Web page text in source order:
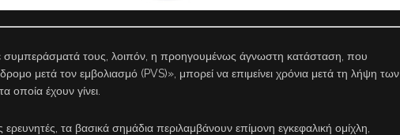
συμπεράσματά τους, λοιπόν, η προηγουμένως άγνωστη κατάσταση, που
μετά τον εμβολιασμό (PVS)», μπορεί να επιμείνει χρόνια μετά τη λήψη των
οποία έχουν γίνει.
τα βασικά σημάδια περιλαμβάνουν επίμονη εγκεφαλική ομίχλη,